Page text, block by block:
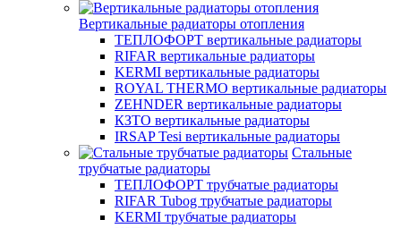
Вертикальные радиаторы отопления
ТЕПЛОФОРТ вертикальные радиаторы
RIFAR вертикальные радиаторы
KERMI вертикальные радиаторы
ROYAL THERMO вертикальные радиаторы
ZEHNDER вертикальные радиаторы
КЗТО вертикальные радиаторы
IRSAP Tesi вертикальные радиаторы
Стальные
трубчатые радиаторы
ТЕПЛОФОРТ трубчатые радиаторы
RIFAR Tubog трубчатые радиаторы
KERMI трубчатые радиаторы